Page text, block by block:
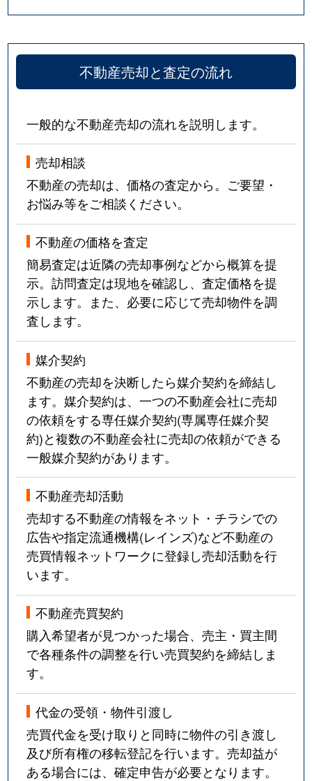
不動産売却と査定の流れ
一般的な不動産売却の流れを説明します。
売却相談
不動産の売却は、価格の査定から。ご要望・
お悩み等をご相談ください。
不動産の価格を査定
簡易査定は近隣の売却事例などから概算を提
示。訪問査定は現地を確認し、査定価格を提
示します。また、必要に応じて売却物件を調
査します。
媒介契約
不動産の売却を決断したら媒介契約を締結し
ます。媒介契約は、一つの不動産会社に売却
の依頼をする専任媒介契約(専属専任媒介契
約)と複数の不動産会社に売却の依頼ができる
一般媒介契約があります。
不動産売却活動
売却する不動産の情報をネット・チラシでの
広告や指定流通機構(レインズ)など不動産の
売買情報ネットワークに登録し売却活動を行
います。
不動産売買契約
購入希望者が見つかった場合、売主・買主間
で各種条件の調整を行い売買契約を締結しま
す。
代金の受領・物件引渡し
売買代金を受け取りと同時に物件の引き渡し
及び所有権の移転登記を行います。売却益が
ある場合には、確定申告が必要となります。